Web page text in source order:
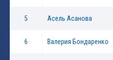
5 Асель Асанова
6 Валерия Бондаренко